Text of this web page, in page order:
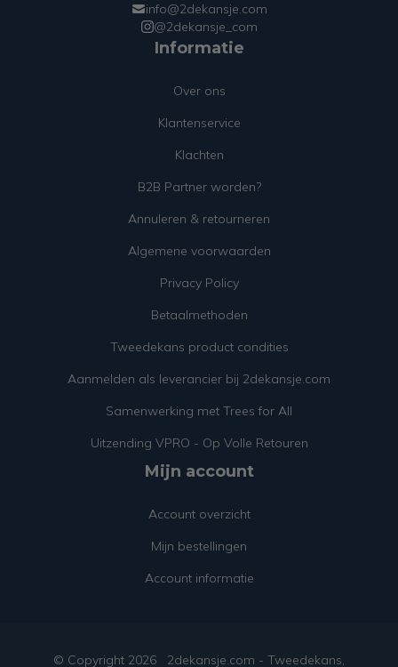
info@2dekansje.com
@2dekansje_com
Informatie
Over ons
Klantenservice
Klachten
B2B Partner worden?
Annuleren & retourneren
Algemene voorwaarden
Privacy Policy
Betaalmethoden
Tweedekans product condities
Aanmelden als leverancier bij 2dekansje.com
Samenwerking met Trees for All
Uitzending VPRO - Op Volle Retouren
Mijn account
Account overzicht
Mijn bestellingen
Account informatie
© Copyright 2026 2dekansje.com - Tweedekans,